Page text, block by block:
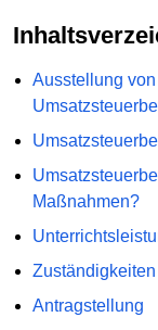
Ausstellung
Maßnahmen?
Zuständigkeiten
Antragstellung